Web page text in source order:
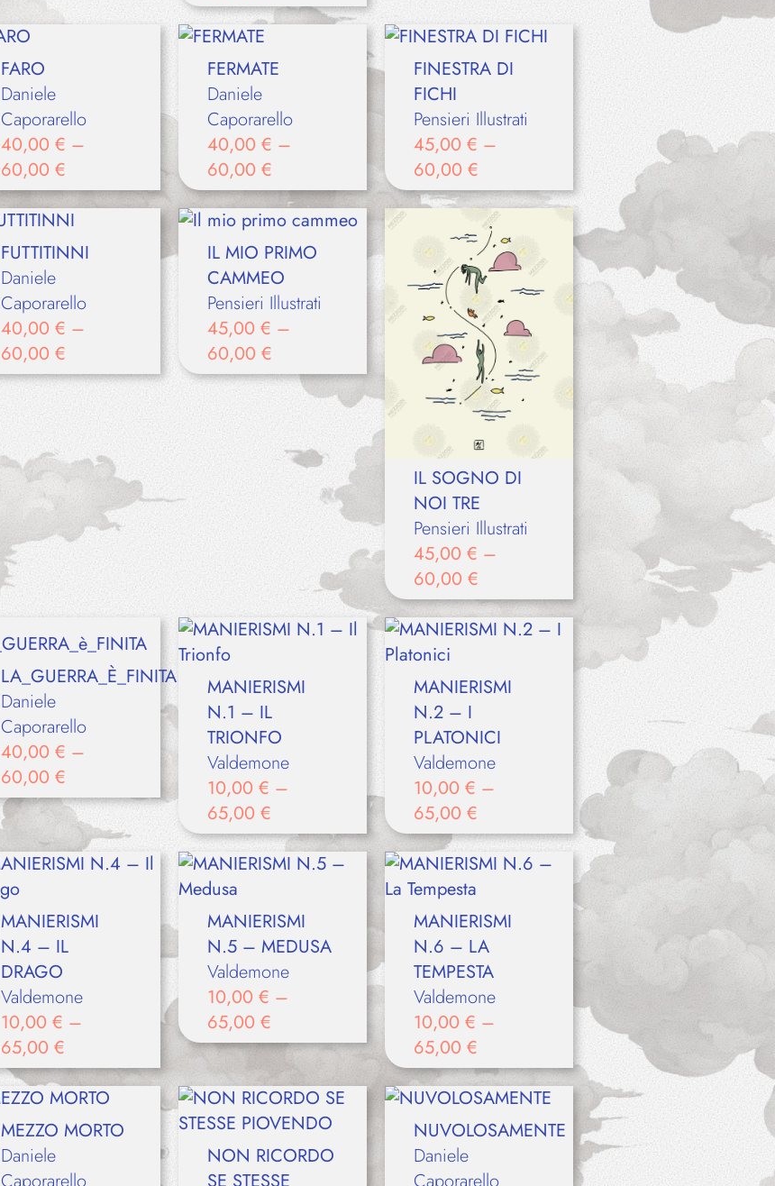
FARO
Daniele
Caporarello
40,00 € –
60,00 €
FERMATE
Daniele
Caporarello
40,00 € –
60,00 €
FINESTRA DI
FICHI
Pensieri Illustrati
45,00 € –
60,00 €
FUTTITINNI
Daniele
Caporarello
40,00 € –
60,00 €
IL MIO PRIMO
CAMMEO
Pensieri Illustrati
45,00 € –
60,00 €
IL SOGNO DI
NOI TRE
Pensieri Illustrati
45,00 € –
60,00 €
LA_GUERRA_È_FINITA
Daniele
Caporarello
40,00 € –
60,00 €
MANIERISMI
N.1 – IL
TRIONFO
Valdemone
10,00 € –
65,00 €
MANIERISMI
N.2 – I
PLATONICI
Valdemone
10,00 € –
65,00 €
MANIERISMI
N.4 – IL
DRAGO
Valdemone
10,00 € –
65,00 €
MANIERISMI
N.5 – MEDUSA
Valdemone
10,00 € –
65,00 €
MANIERISMI
N.6 – LA
TEMPESTA
Valdemone
10,00 € –
65,00 €
MEZZO MORTO
Daniele
NON RICORDO
NUVOLOSAMENTE
Daniele